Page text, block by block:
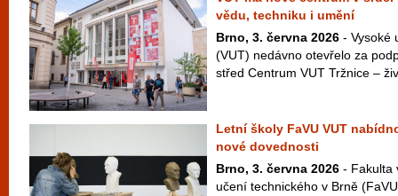
vědu, techniku i umění
Brno, 3. června 2026 - Vysoké
(VUT) nedávno otevřelo za
střed Centrum VUT Tržnice –
Letní školy FaVU VUT
nové dovednosti
Brno, 3. června 2026 - Fakulta
učení technického v Brně